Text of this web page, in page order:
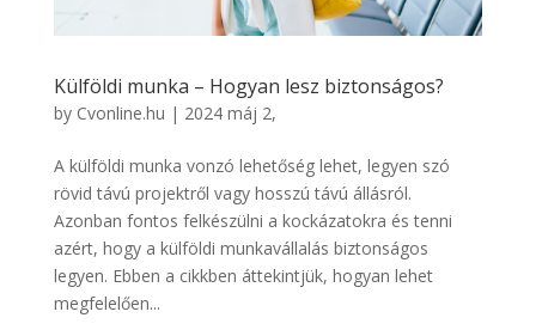
Külföldi munka – Hogyan lesz biztonságos?
by Cvonline.hu | 2024 máj 2,
A külföldi munka vonzó lehetőség lehet, legyen szó
rövid távú projektről vagy hosszú távú állásról.
Azonban fontos felkészülni a kockázatokra és tenni
azért, hogy a külföldi munkavállalás biztonságos
legyen. Ebben a cikkben áttekintjük, hogyan lehet
megfelelően...